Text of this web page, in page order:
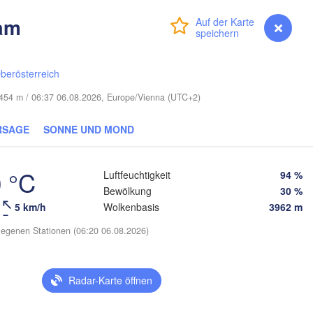
Anmelden myVentusky Vorhersage
m / 06:37 06.08.2026, Europe/Vienna (UTC+2)
SONNE UND MOND
5 km/h
Luftfeuchtigkeit
94 %
Bewölkung
30 %
Wolkenbasis
3962 m
Stationen (06:20 06.08.2026)
Radar-Karte öffnen
(Babrujsk)
(Baranavičy)
Житомир
Хмельницький
(Khmelnytskyi)
(Rivne)
Салігорск
Магілёў
Вінниця
(Vinnytsia)